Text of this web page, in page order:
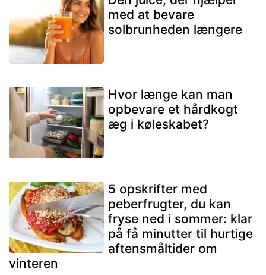
med at bevare
solbrunheden længere
Hvor længe kan man
opbevare et hårdkogt
æg i køleskabet?
5 opskrifter med
peberfrugter, du kan
fryse ned i sommer: klar
på få minutter til hurtige
aftensmåltider om
vinteren